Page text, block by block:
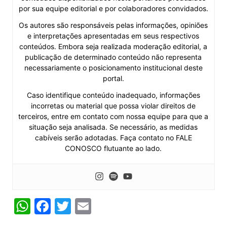
por sua equipe editorial e por colaboradores convidados.
Os autores são responsáveis pelas informações, opiniões
e interpretações apresentadas em seus respectivos
conteúdos. Embora seja realizada moderação editorial, a
publicação de determinado conteúdo não representa
necessariamente o posicionamento institucional deste
portal.
Caso identifique conteúdo inadequado, informações
incorretas ou material que possa violar direitos de
terceiros, entre em contato com nossa equipe para que a
situação seja analisada. Se necessário, as medidas
cabíveis serão adotadas. Faça contato no FALE
CONOSCO flutuante ao lado.
W F T E